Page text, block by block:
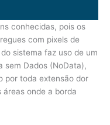
conhecidas, pois os
com pixels de
sistema faz uso de um
sem Dados (NoData),
por toda extensão dor
áreas onde a borda